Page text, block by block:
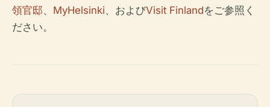
領官邸、 MyHelsinki、およびVisit Finlandをご参照く
ださい。